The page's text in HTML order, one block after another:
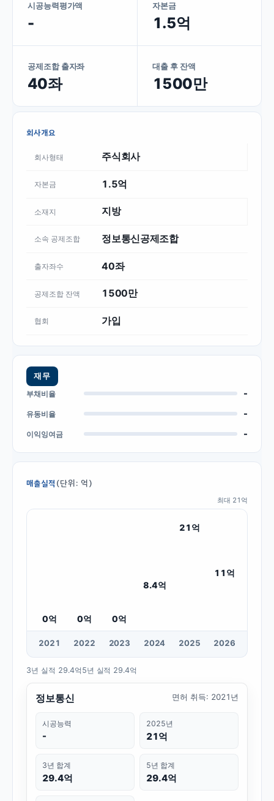
시공능력평가액
-
자본금
1.5억
공제조합 출자좌
40좌
대출 후 잔액
1500만
회사개요
회사형태 주식회사
자본금 1.5억
소재지 지방
소속 공제조합 정보통신공제조합
출자좌수 40좌
공제조합 잔액 1500만
협회 가입
재무
부채비율
-
유동비율 -
이익잉여금 -
매출실적 (단위: 억)
최대 21 억
0억 0억 0억
8.4억
21 억
11 억
2021 2022 2023 2024 2025 2026
3년 실적 29.4억 5년 실적 29.4억
정보통신 면허 취득: 2021년
시공능력
-
2025년
21억
3년 합계
29.4억
5년 합계
29.4억